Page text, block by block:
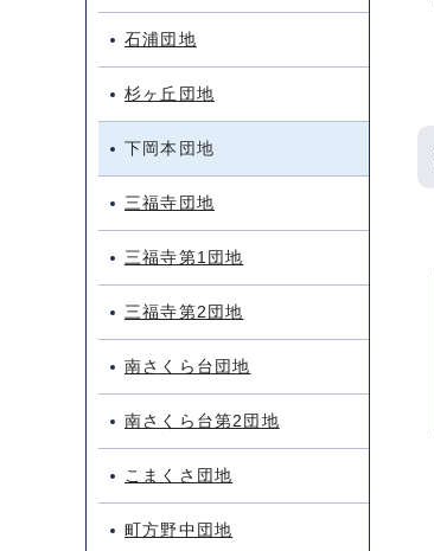
石浦団地
杉ヶ丘団地
下岡本団地
三福寺団地
三福寺第1団地
三福寺第2団地
南さくら台団地
南さくら台第2団地
こまくさ団地
町方野中団地